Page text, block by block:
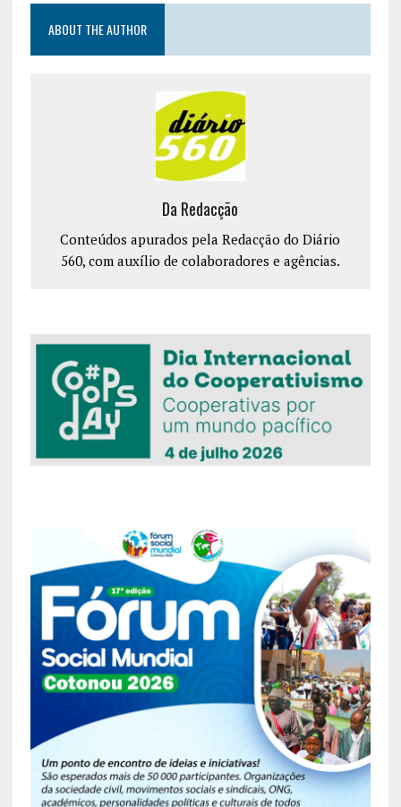
ABOUT THE AUTHOR
Da Redacção
Conteúdos apurados pela Redacção do Diário
560, com auxílio de colaboradores e agências.